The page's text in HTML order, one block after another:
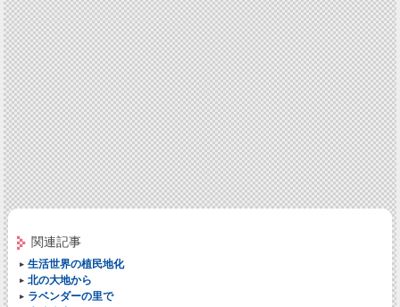
関連記事
生活世界の植民地化
北の大地から
ラベンダーの里で